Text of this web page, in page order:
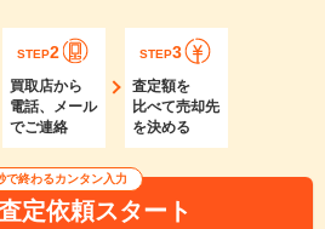
STEP2
買取店から
電話、メール
でご連絡
STEP3
査定額を
比べて売却先
を決める
で終わるカンタン入力
定依頼スタート